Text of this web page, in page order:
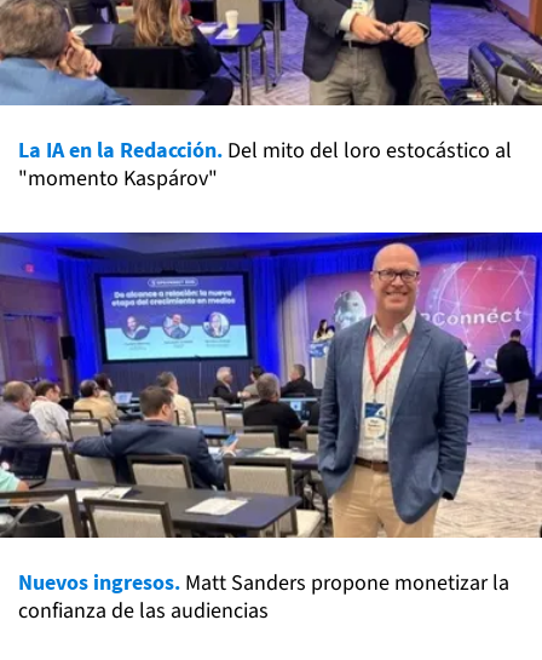
La IA en la Redacción. Del mito del loro estocástico al
"momento Kaspárov"
Nuevos ingresos. Matt Sanders propone monetizar la
confianza de las audiencias